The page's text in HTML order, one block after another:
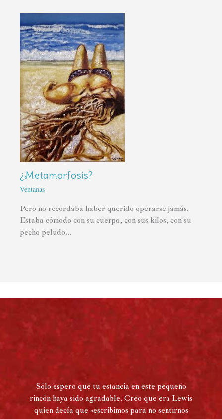
¿Metamorfosis?
Ventanas
Pero no recordaba haber querido operarse jamás.
Estaba cómodo con su cuerpo, con sus kilos, con su
pecho peludo...
Sólo espero que tu estancia en este pequeño
rincón haya sido agradable. Creo que era Lewis
quien decía que «escribimos para no sentirnos